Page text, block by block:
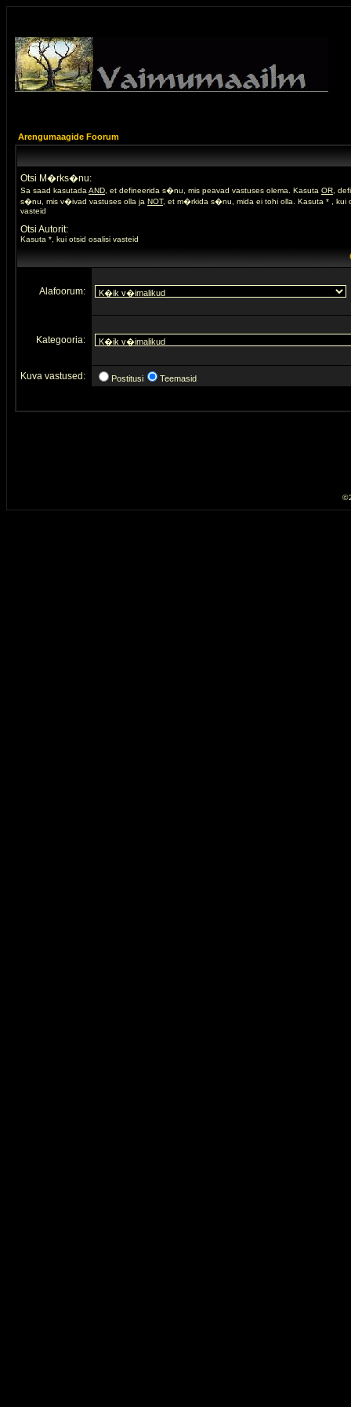
Arengumaagide Foorum
Otsi M�rks�nu:
Sa saad kasutada AND , et defineerida s�nu, mis peavad vastuses olema. Kasuta OR ,
s�nu, mis v�ivad vastuses olla ja NOT, et m�rkida s�nu, mida ei tohi olla. Kasuta * , kui
vasteid
Otsi Autorit:
Kasuta *, kui otsid osalisi vasteid
Alafoorum:
Kategooria:
Kuva vastused: Postitusi Teemasid
©